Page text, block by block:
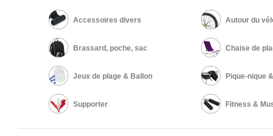
Accessoires divers Autour du
Brassard, poche, sac
Jeux de plage & Ballon Pique-nique
Supporter Fitness &